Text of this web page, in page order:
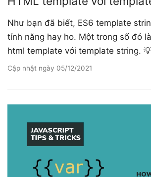
Như bạn đã biết, ES6 template
tính năng hay ho. Một trong số đó
html template với template string.
Cập nhật ngày 05/12/2021